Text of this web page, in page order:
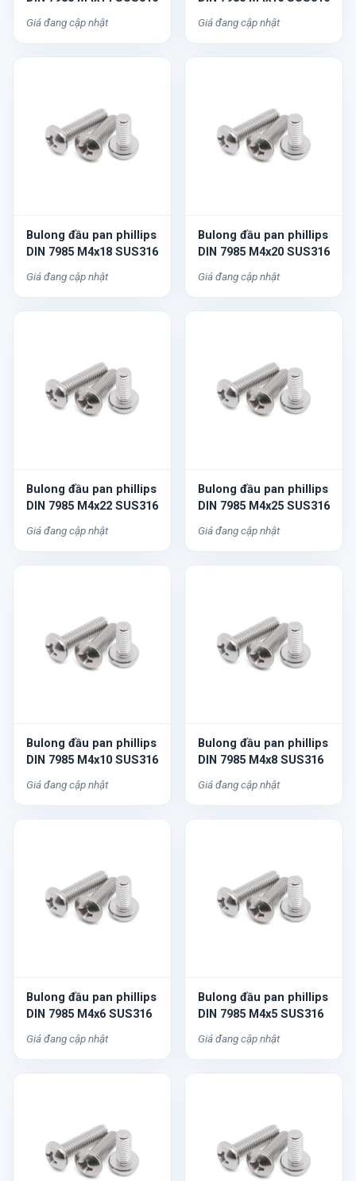
Giá đang cập nhật Giá đang cập nhật
Bulong đầu pan phillips
DIN 7985 M4x18 SUS316
Giá đang cập nhật
Bulong đầu pan phillips
DIN 7985 M4x20 SUS316
Giá đang cập nhật
Bulong đầu pan phillips
DIN 7985 M4x22 SUS316
Giá đang cập nhật
Bulong đầu pan phillips
DIN 7985 M4x25 SUS316
Giá đang cập nhật
Bulong đầu pan phillips
DIN 7985 M4x10 SUS316
Giá đang cập nhật
Bulong đầu pan phillips
DIN 7985 M4x8 SUS316
Giá đang cập nhật
Bulong đầu pan phillips
DIN 7985 M4x6 SUS316
Giá đang cập nhật
Bulong đầu pan phillips
DIN 7985 M4x5 SUS316
Giá đang cập nhật